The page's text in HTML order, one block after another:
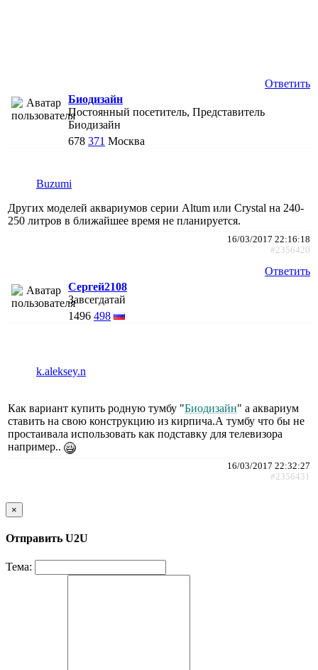
Ответить
Биодизайн
Постоянный посетитель, Представитель
Биодизайн
678 371 Москва
Buzumi
Других моделей аквариумов серии Altum или Crystal на 240-
250 литров в ближайшее время не планируется.
16/03/2017 22:16:18
#2356420
Ответить
Сергей2108
Завсегдатай
1496 498
k.aleksey.n
Как вариант купить родную тумбу "Биодизайн" а аквариум
ставить на свою конструкцию из кирпича.А тумбу что бы не
простаивала использовать как подставку для телевизора
например..
16/03/2017 22:32:27
#2356431
×
Отправить U2U
Тема: